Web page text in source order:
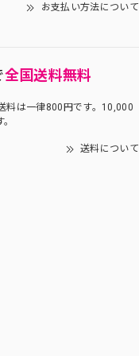
お支払い方法について
全国送料無料
料は一律800円です。10,000
送料について